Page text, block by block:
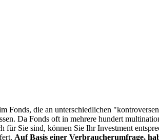
Fonds, die an unterschiedlichen
Da Fonds oft in mehrere hundert
Sie sind, können Sie Ihr Investment
Auf Basis einer Verbraucherumfrage,